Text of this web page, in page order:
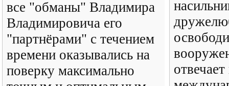
все "обманы" Владимира
Владимировича его
"партнёрами" с течением
времени оказывались на
поверку максимально